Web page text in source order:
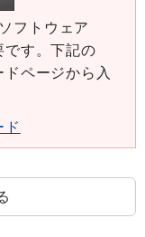
フトウェア
です。下記の
ページから入
ド